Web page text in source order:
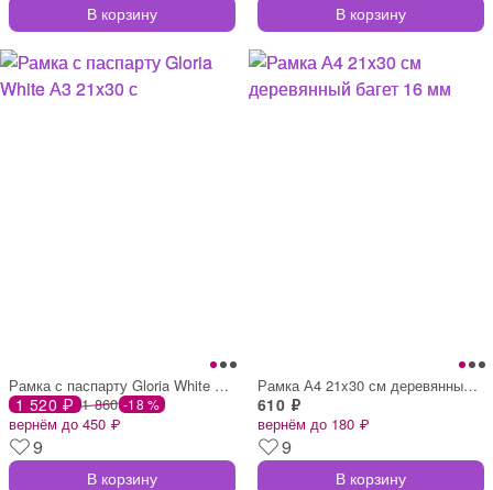
В корзину В корзину
Рамка с паспарту Gloria White А3 21x30 с
1 520 ₽ 1 860 -18 %
вернём до 450 ₽
9
В корзину
Рамка А4 21x30 см деревянный багет 16 мм
610 ₽
вернём до 180 ₽
9
В корзину